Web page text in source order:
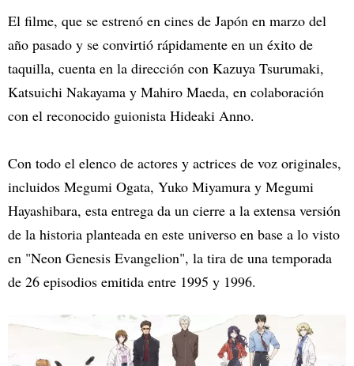
El filme, que se estrenó en cines de Japón en marzo del
año pasado y se convirtió rápidamente en un éxito de
taquilla, cuenta en la dirección con Kazuya Tsurumaki,
Katsuichi Nakayama y Mahiro Maeda, en colaboración
con el reconocido guionista Hideaki Anno.
Con todo el elenco de actores y actrices de voz originales,
incluidos Megumi Ogata, Yuko Miyamura y Megumi
Hayashibara, esta entrega da un cierre a la extensa versión
de la historia planteada en este universo en base a lo visto
en "Neon Genesis Evangelion", la tira de una temporada
de 26 episodios emitida entre 1995 y 1996.